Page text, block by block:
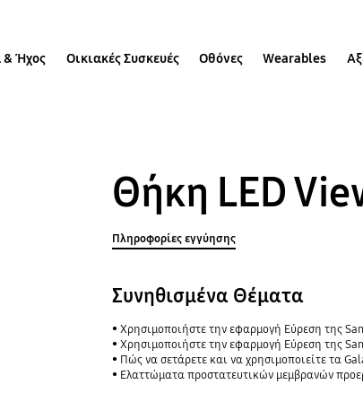
& Ήχος Οικιακές Συσκευές Οθόνες Wearables
Θήκη LED
Πληροφορίες εγγύησης
Συνηθισμένα Θέματα
Χρησιμοποιήστε την εφαρμογή Εύρεση της Samsung για να
Χρησιμοποιήστε την εφαρμογή Εύρεση της
Πώς να σετάρετε και να χρησιμοποιείτε τα
Ελαττώματα προστατευτικών μεμβρανών